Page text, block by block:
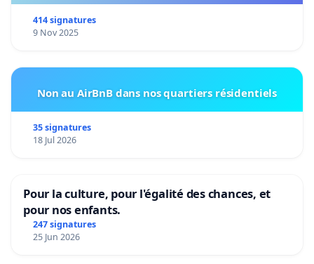
414 signatures
9 Nov 2025
Non au AirBnB dans nos quartiers résidentiels
35 signatures
18 Jul 2026
Pour la culture, pour l'égalité des chances, et
pour nos enfants.
247 signatures
25 Jun 2026